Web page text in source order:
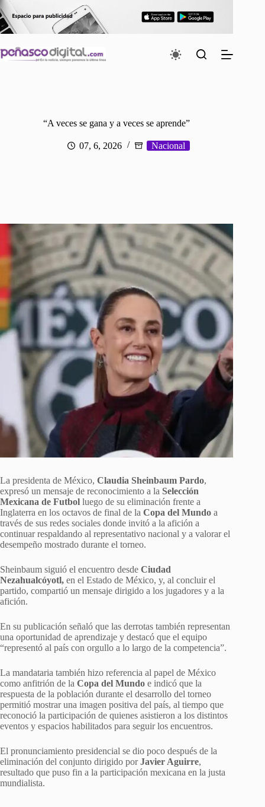
Saltar
al
contenido
“A veces se gana y a veces se aprende”
07, 6, 2026 Nacional
La presidenta de México, Claudia Sheinbaum Pardo,
expresó un mensaje de reconocimiento a la Selección
Mexicana de Futbol luego de su eliminación frente a
Inglaterra en los octavos de final de la Copa del Mundo a
través de sus redes sociales donde invitó a la afición a
continuar respaldando al representativo nacional y a valorar el
desempeño mostrado durante el torneo.
Sheinbaum siguió el encuentro desde Ciudad
Nezahualcóyotl, en el Estado de México, y, al concluir el
partido, compartió un mensaje dirigido a los jugadores y a la
afición.
En su publicación señaló que las derrotas también representan
una oportunidad de aprendizaje y destacó que el equipo
“representó al país con orgullo a lo largo de la competencia”.
La mandataria también hizo referencia al papel de México
como anfitrión de la Copa del Mundo e indicó que la
respuesta de la población durante el desarrollo del torneo
permitió mostrar una imagen positiva del país, al tiempo que
reconoció la participación de quienes asistieron a los distintos
eventos y espacios habilitados para seguir los encuentros.
El pronunciamiento presidencial se dio poco después de la
eliminación del conjunto dirigido porJavier Aguirre,
resultado que puso fin a la participación mexicana en la justa
mundialista.